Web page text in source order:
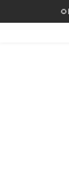
🔥1元限時
🥳結